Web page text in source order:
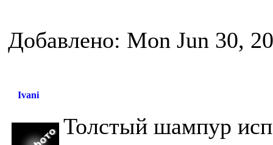
Добавлено: Mon Jun 30,
Ivani
Толстый шампур